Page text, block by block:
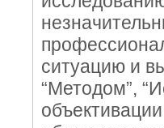
ситуацию и
“Методом”,